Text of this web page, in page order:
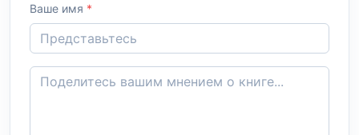
Ваше имя *